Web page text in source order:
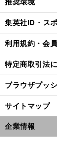
集英社ID・ス
利用規約・会
特定商取引法
ブラウザプッ
サイトマップ
企業情報